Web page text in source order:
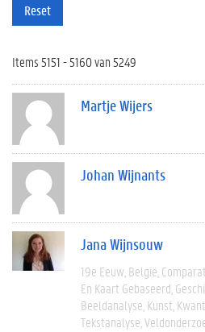
Reset
Items 5151 - 5160 van 5249
Martje Wijers
Johan Wijnants
Jana Wijnsouw
19e Eeuw België
En Kaart Gebaseerd
Beeldanalyse Kunst
Tekstanalyse